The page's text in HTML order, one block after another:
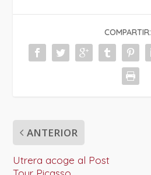
COMPARTIR:
ANTERIOR
Utrera acoge al Post